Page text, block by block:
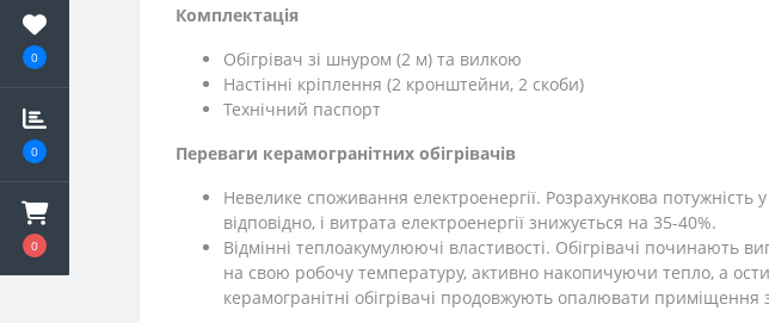
0
0
0
Комплектація
Обігрівач зі шнуром (2 м) та вилкою
Настінні кріплення (2 кронштейни, 2 скоби)
Технічний паспорт
Переваги керамогранітних обігрівачів
Невелике споживання електроенергії. Розрахункова потужність
відповідно, і витрата електроенергії знижується на 35-40%.
Відмінні теплоакумулюючі властивості. Обігрівачі
на свою робочу температуру, активно накопичуючи тепло, а
керамогранітні обігрівачі продовжують опалювати приміщення